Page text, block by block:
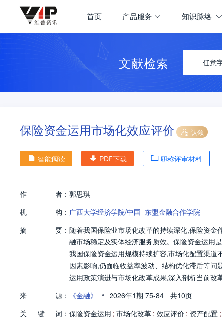
首页 产品服务 知识脉络
文献检索 任意
保险资金运用市场化效应评价 认领
智能阅读 PDF下载 职称评审材料
作 者： 郭思琪
机
构： 广西大学经济学院/中国–东盟金融合作学院
摘
要： 随着我国保险业市场化改革的持续深化,保险资
融市场稳定及实体经济服务质效。保险资金运用
我国保险资金运用规模持续扩容,市场化配置渠
因素影响,仍面临收益率波动、结构优化滞后等
运用政策演进与市场化改革成果,深入剖析当前改
来 源： 《金融》 • 2026年1期 75-84， 共10页
关
键 词： 保险资金运用 ; 市场化改革 ; 效应评价 ; 资产配置 ;